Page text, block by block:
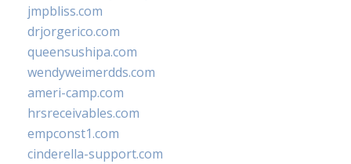
jmpbliss.com
drjorgerico.com
queensushipa.com
wendyweimerdds.com
ameri-camp.com
hrsreceivables.com
empconst1.com
cinderella-support.com